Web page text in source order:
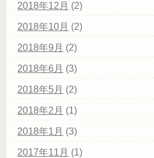
2018年12月 (2)
2018年10月 (2)
2018年9月 (2)
2018年6月 (3)
2018年5月 (2)
2018年2月 (1)
2018年1月 (3)
2017年11月 (1)